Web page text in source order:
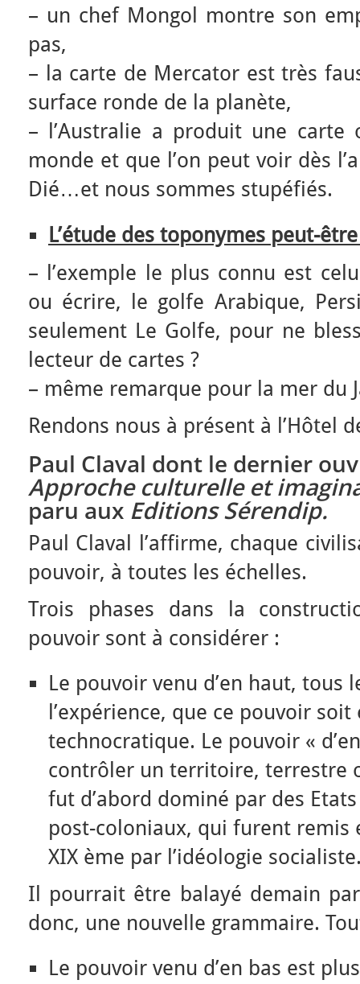
– un chef Mongol montre son
pas,
– la carte de Mercator est très
surface ronde de la planète,
– l’Australie a produit une
monde et que l’on peut voir dès
Dié…et nous sommes stupéfiés.
L’étude des toponymes peut-
– l’exemple le plus connu est
ou écrire, le golfe Arabique,
seulement Le Golfe, pour ne
lecteur de cartes ?
– même remarque pour la mer du
Rendons nous à présent à l’Hôtel
Paul Claval dont le dernier
Approche culturelle et
paru aux Editions Sérendip.
Paul Claval l’affirme, chaque
pouvoir, à toutes les échelles.
Trois phases dans la
pouvoir sont à considérer :
Le pouvoir venu d’en haut, tous
l’expérience, que ce pouvoir
technocratique. Le pouvoir «
contrôler un territoire, terrestre
fut d’abord dominé par des
post-coloniaux, qui furent remis
XIX ème par l’idéologie
Il pourrait être balayé demain
donc, une nouvelle grammaire.
Le pouvoir venu d’en bas est